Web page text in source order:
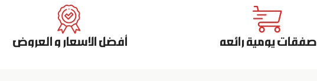
صفقات يومية رائعه أفضل الاسعار و العروض